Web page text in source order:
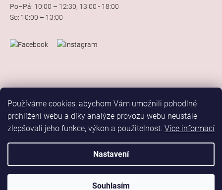
Používáme cookies, abychom Vám umožnili pohodlné
prohlížení webu a díky analýze provozu webu neustále
zlepšovali jeho funkce, výkon a použitelnost. Více informací
Nastavení
Souhlasím
Po–Pá: 10:00 – 12:30, 13:00 - 18:00
So: 10:00 – 13:00
Vytvořil Shoptet
Elis Dance Sport . Všechna práva vyhrazena.
Upravit nastavení cookiesMarketing